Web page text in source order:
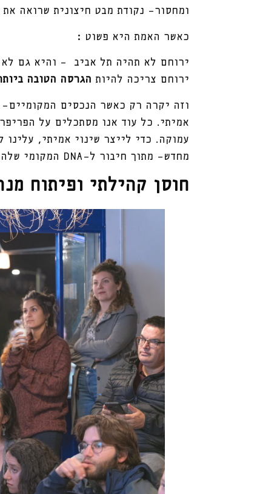
ומחסור- נקודת מבט חיצונית שרואה
כאשר האמת היא פשוט :
ירוחם לא תהיה תל אביב - והיא גם לא
ירוחם צריכה להיות הגרסה הטובה
וזה יקרה רק כאשר הנכסים המקומיים-
אמיתי. כל עוד אנו מסתכלים על
עמוקה. כדי לייצר שינוי אמיתי,
מחדש- מתוך חיבור ל-DNA המקומי שלה.
חוסן קהילתי ופיתוח